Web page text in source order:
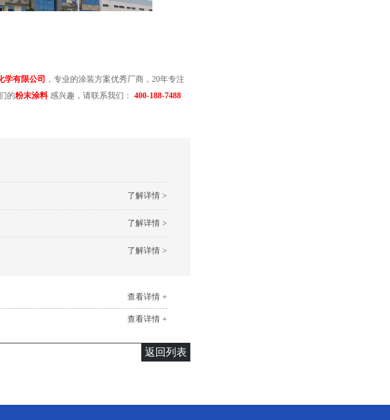
学有限公司
，专业的涂装方案优秀厂商，20年专注
的粉末涂料 感兴趣，请联系我们：
400-188-7488
了解详情 >
了解详情 >
了解详情 >
查看详情 +
查看详情 +
返回列表